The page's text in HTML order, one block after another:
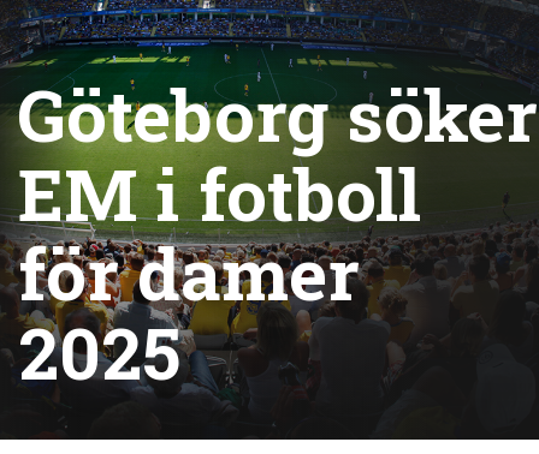
Göteborg söker
EM i fotboll
för damer
2025